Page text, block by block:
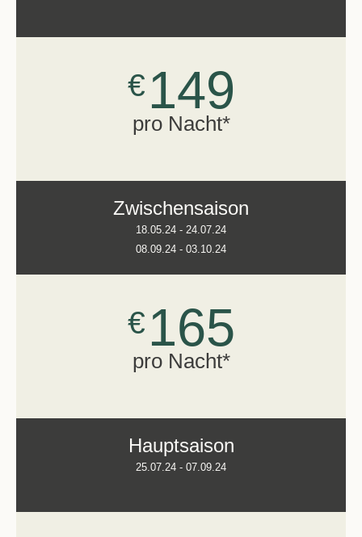
€ 149
pro Nacht*
Zwischensaison
18.05.24 - 24.07.24
08.09.24 - 03.10.24
€ 165
pro Nacht*
Hauptsaison
25.07.24 - 07.09.24